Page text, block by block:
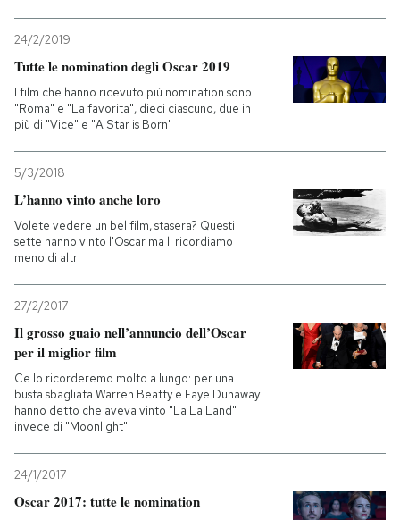
Economia
Sport
Altrecose
PODCAST
NEWSLETTER
I MIEI PREFERITI
SHOP
CALENDARIO
AREA PERSONALE
Entra
24/2/2019
Tutte le nomination degli Oscar 2019
I film che hanno ricevuto più nomination sono
"Roma" e "La favorita", dieci ciascuno, due in
più di "Vice" e "A Star is Born"
5/3/2018
L’hanno vinto anche loro
Volete vedere un bel film, stasera? Questi
sette hanno vinto l'Oscar ma li ricordiamo
meno di altri
27/2/2017
Il grosso guaio nell’annuncio dell’Oscar
per il miglior film
Ce lo ricorderemo molto a lungo: per una
busta sbagliata Warren Beatty e Faye Dunaway
hanno detto che aveva vinto "La La Land"
invece di "Moonlight"
24/1/2017
Oscar 2017: tutte le nomination